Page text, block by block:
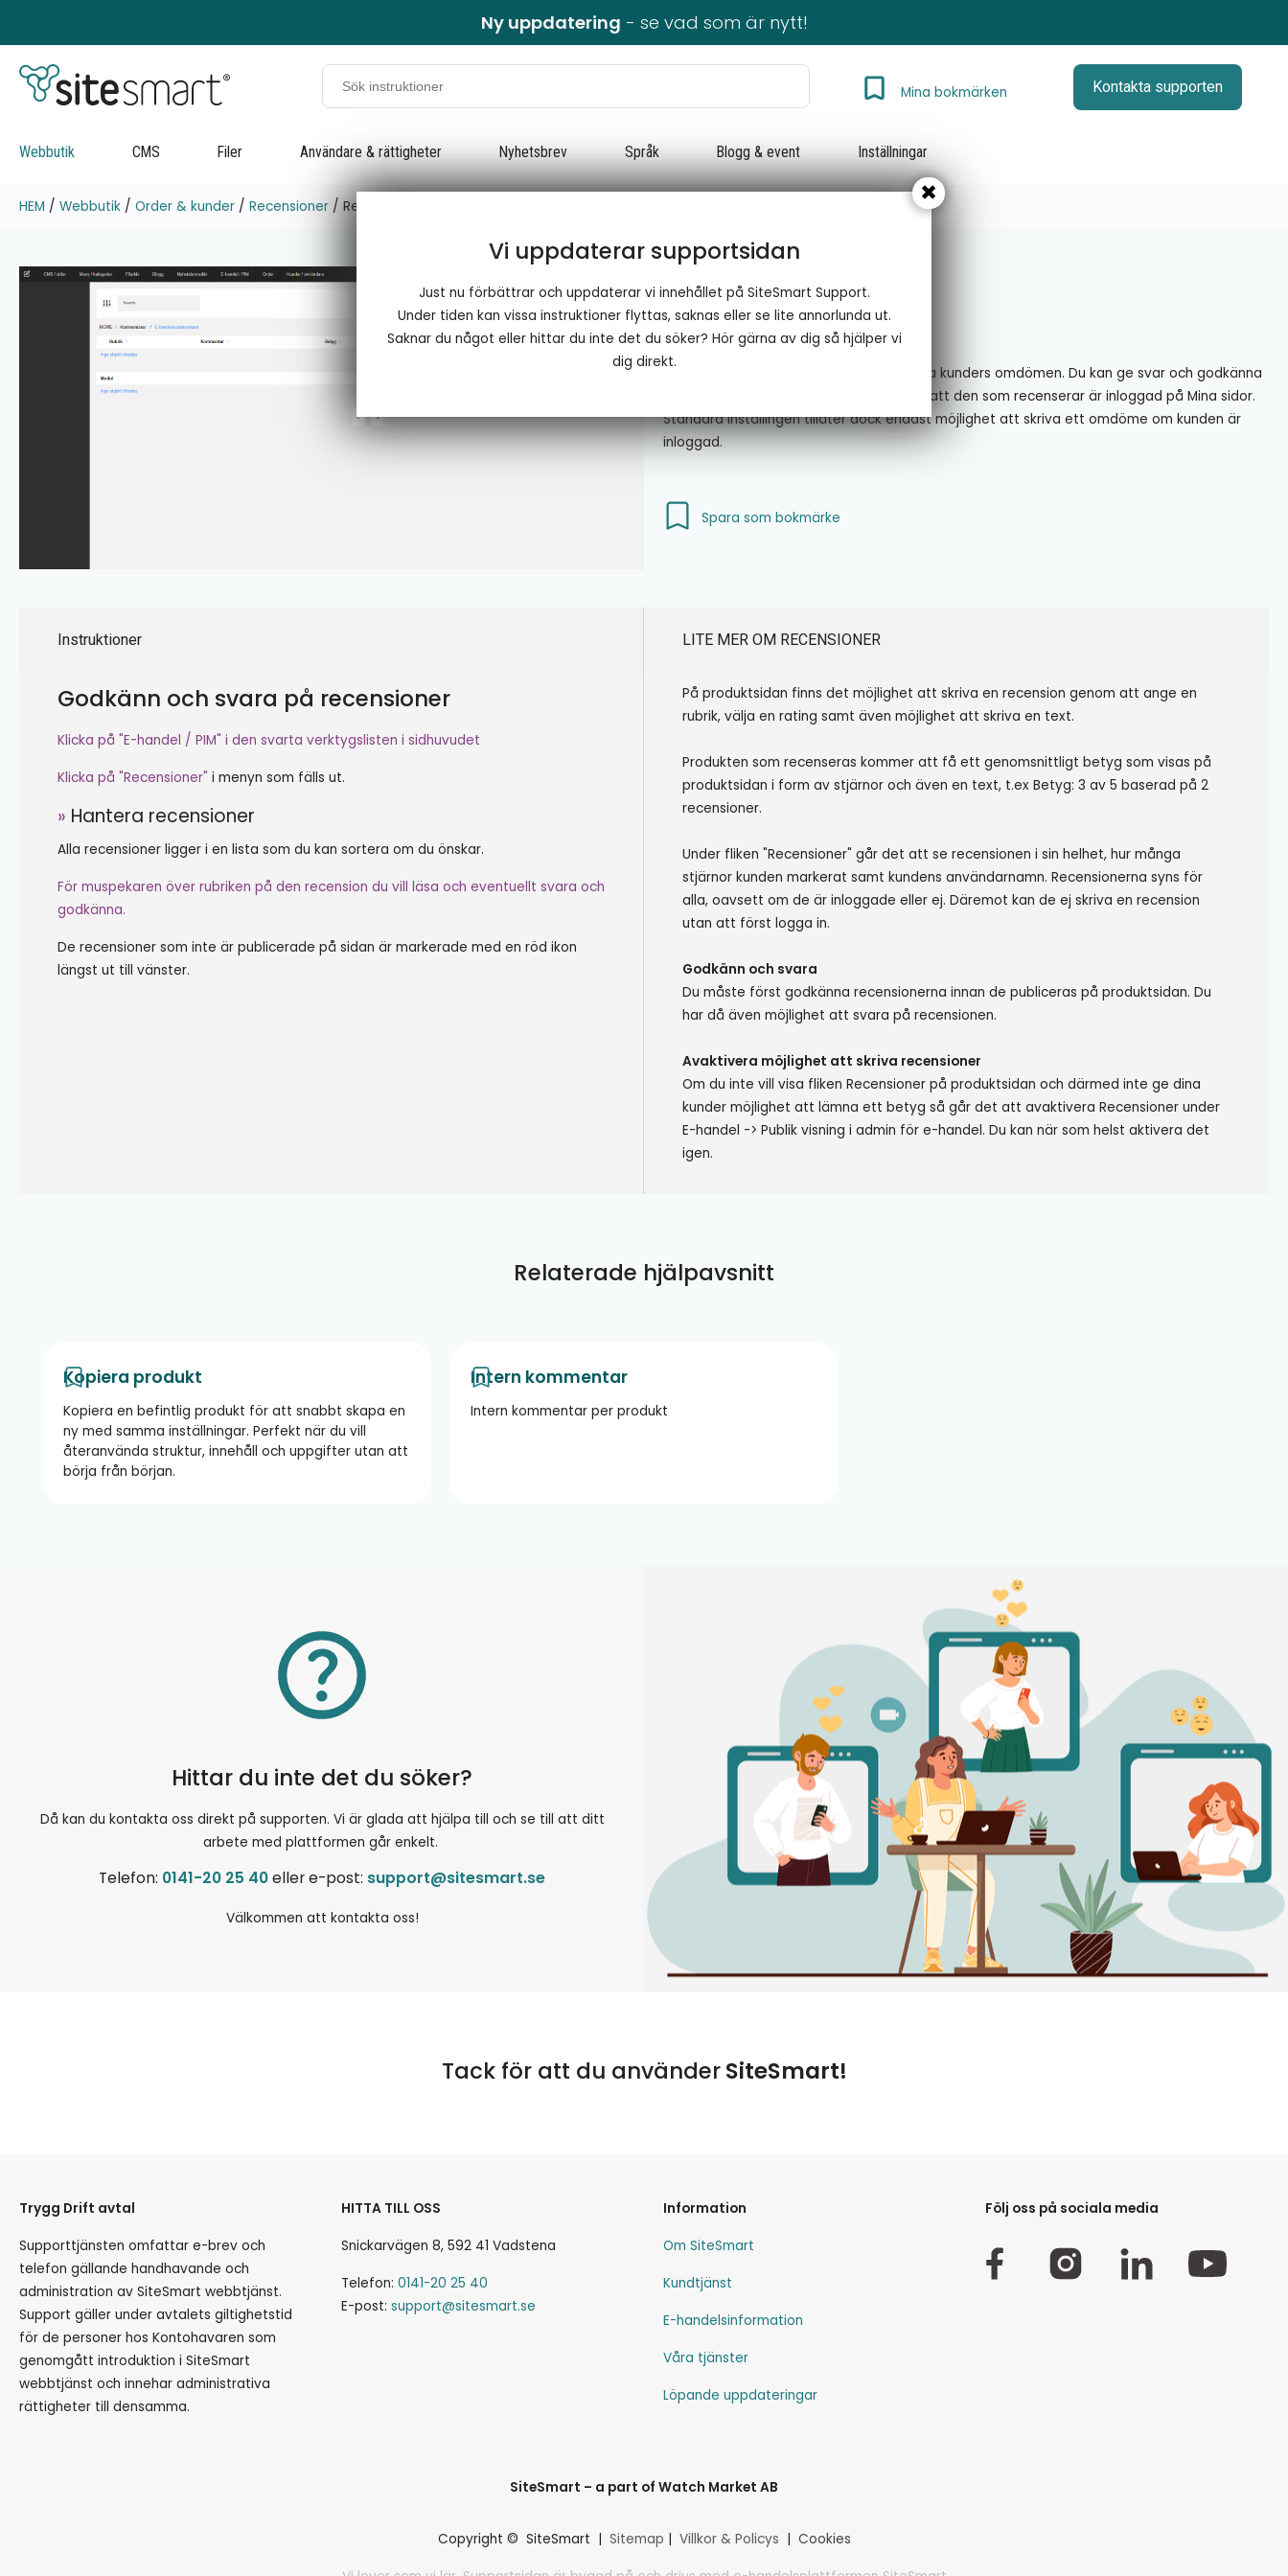
Ny uppdatering - se vad som är nytt!
Mina bokmärken Kontakta supporten
Webbutik CMS Filer Användare & rättigheter Nyhetsbrev Språk Blogg & event Inställningar
HEM / Webbutik / Order & kunder / Recensioner / Recensioner
Recensioner
​Recensioner och omdömen.
Avsnittet handlar om hur du hanterar dina kunders omdömen. Du kan ge svar och godkänna
recensionen och tillåta recensioner utan att den som recenserar är inloggad på Mina sidor.
Standard inställingen tillåter dock endast möjlighet att skriva ett omdöme om kunden är
inloggad.
Spara som bokmärke
Instruktioner
Godkänn och svara på recensioner
Klicka på "E-handel / PIM" i den svarta verktygslisten i sidhuvudet
Klicka på "Recensioner" i menyn som fälls ut.
» Hantera recensioner
Alla recensioner ligger i en lista som du kan sortera om du önskar.
För muspekaren över rubriken på den recension du vill läsa och eventuellt svara och
godkänna.
De recensioner som inte är publicerade på sidan är markerade med en röd ikon
längst ut till vänster.
LITE MER OM RECENSIONER
På produktsidan finns det möjlighet att skriva en recension genom att ange en
rubrik, välja en rating samt även möjlighet att skriva en text.
Produkten som recenseras kommer att få ett genomsnittligt betyg som visas på
produktsidan i form av stjärnor och även en text, t.ex Betyg: 3 av 5 baserad på 2
recensioner.
Under fliken "Recensioner" går det att se recensionen i sin helhet, hur många
stjärnor kunden markerat samt kundens användarnamn. Recensionerna syns för
alla, oavsett om de är inloggade eller ej. Däremot kan de ej skriva en recension
utan att först logga in.
Godkänn och svara
Du måste först godkänna recensionerna innan de publiceras på produktsidan. Du
har då även möjlighet att svara på recensionen.
Avaktivera möjlighet att skriva recensioner
Om du inte vill visa fliken Recensioner på produktsidan och därmed inte ge dina
kunder möjlighet att lämna ett betyg så går det att avaktivera Recensioner under
E-handel -> Publik visning i admin för e-handel. Du kan när som helst aktivera det
igen.
Relaterade hjälpavsnitt
Kopiera produkt
Kopiera en befintlig produkt för att snabbt skapa en
ny med samma inställningar. Perfekt när du vill
återanvända struktur, innehåll och uppgifter utan att
börja från början.
Intern kommentar
Intern kommentar per produkt
Hittar du inte det du söker?
Då kan du kontakta oss direkt på supporten. Vi är glada att hjälpa till och se till att ditt
arbete med plattformen går enkelt.
Telefon: 0141-20 25 40eller e-post: support@sitesmart.se
Välkommen att kontakta oss!
Tack för att du använderSiteSmart!
Trygg Drift avtal
Supporttjänsten omfattar e-brev och
telefon gällande handhavande och
administration av SiteSmart webbtjänst.
Support gäller under avtalets giltighetstid
för de personer hos Kontohavaren som
genomgått introduktion i SiteSmart
webbtjänst och innehar administrativa
rättigheter till densamma.
HITTA TILL OSS
Snickarvägen 8, 592 41 Vadstena
Telefon: 0141-20 25 40
E-post: support@sitesmart.se
Information
Om SiteSmart
Kundtjänst
E-handelsinformation
Våra tjänster
Löpande uppdateringar
Följ oss på sociala media
SiteSmart – a part of Watch Market AB
Copyright © SiteSmart | Sitemap Villkor & Policys Cookies
Vi uppdaterar supportsidan
Just nu förbättrar och uppdaterar vi innehållet på SiteSmart Support.
Under tiden kan vissa instruktioner flyttas, saknas eller se lite annorlunda ut.
Saknar du något eller hittar du inte det du söker? Hör gärna av dig så hjälper vi
dig direkt.